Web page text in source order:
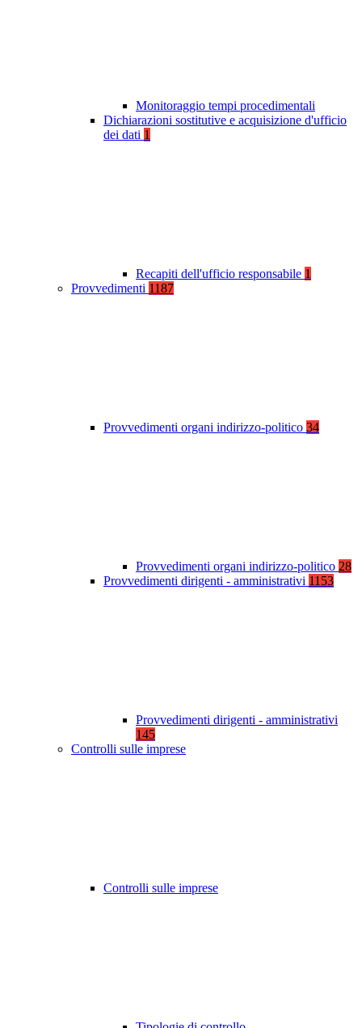
Monitoraggio tempi procedimentali
Dichiarazioni sostitutive e acquisizione d'ufficio
dei dati 1
Recapiti dell'ufficio responsabile 1
Provvedimenti 1187
Provvedimenti organi indirizzo-politico 34
Provvedimenti organi indirizzo-politico 28
Provvedimenti dirigenti - amministrativi 1153
Provvedimenti dirigenti - amministrativi
145
Controlli sulle imprese
Controlli sulle imprese